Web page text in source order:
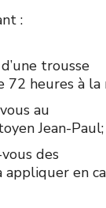
:
trousse
72 heures à la
au
Jean-Paul;
des
appliquer en